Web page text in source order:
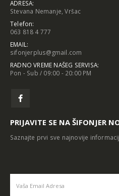
ADRESA:
Stevana Nemanje, Vršac
Telefon:
063 818 4 777
EMAIL:
sifonjerplus@gmail.com
RADNO VREME NAŠEG SERVISA:
Pon - Sub / 09:00 - 20:00 PM
PRIJAVITE SE NA ŠIFONJER
Saznajte prvi sve najnovije